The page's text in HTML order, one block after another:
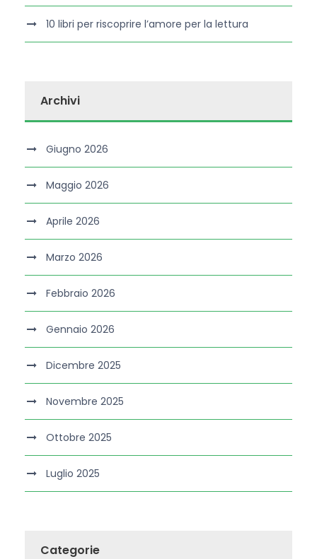
10 libri per riscoprire l’amore per la lettura
Archivi
Giugno 2026
Maggio 2026
Aprile 2026
Marzo 2026
Febbraio 2026
Gennaio 2026
Dicembre 2025
Novembre 2025
Ottobre 2025
Luglio 2025
Categorie